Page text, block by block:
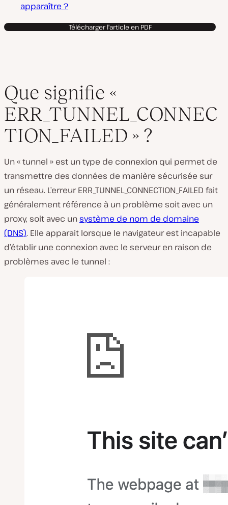
apparaître ?
Télécharger l'article en PDF
Que signifie «
ERR_TUNNEL_CONNEC
TION_FAILED » ?
Un « tunnel » est un type de connexion qui permet de
transmettre des données de manière sécurisée sur
un réseau. L’erreur ERR_TUNNEL_CONNECTION_FAILED fait
généralement référence à un problème soit avec un
proxy, soit avec unsystème de nom de domaine
(DNS). Elle apparait lorsque le navigateur est incapable
d’établir une connexion avec le serveur en raison de
problèmes avec le tunnel :